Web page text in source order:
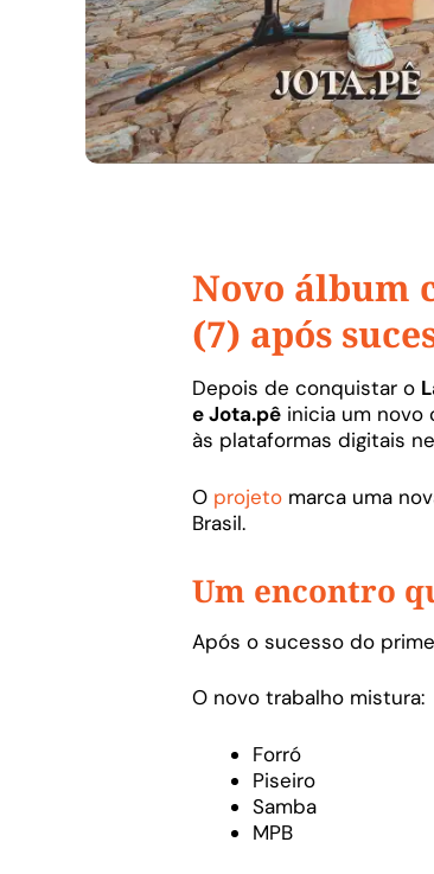
Novo álbum
(7) após
Depois de conquistar o
e Jota.pê inicia um novo
às plataformas digitais
O projeto marca uma
Brasil.
Um encontro
Após o sucesso do
O novo trabalho mistura:
Forró
Piseiro
Samba
MPB